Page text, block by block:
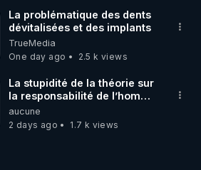
La problématique des dents
dévitalisées et des implants
TrueMedia
One day ago
2.5 k views
La stupidité de la théorie sur
la responsabilité de l’homme
concernant le dioxyde de
carbone.
aucune
2 days ago
1.7 k views